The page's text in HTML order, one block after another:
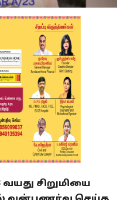
வயது சிறுமியை